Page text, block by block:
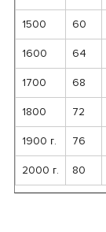
1500 60
1600 64
1700 68
1800 72
1900 г. 76
2000 г. 80